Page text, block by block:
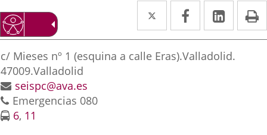
Twitter
Enlace
a
una
Facebook
Enlace
a
una
Enlace
a
una
Adresse
postale
c/ Mieses nº 1 (esquina a calle Eras).Valladolid.
47009.Valladolid
Adresse
de
courrier
seispc@ava.es
Téléphones
Emergencias 080
Líneas
6Enlace
, 11